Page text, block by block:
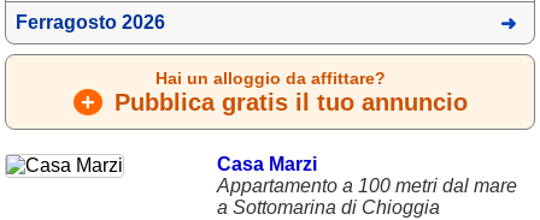
Ferragosto 2026
Hai un alloggio da affittare?
+ Pubblica gratis il tuo annuncio
Casa Marzi
Appartamento a 100 metri dal mare
a Sottomarina di Chioggia